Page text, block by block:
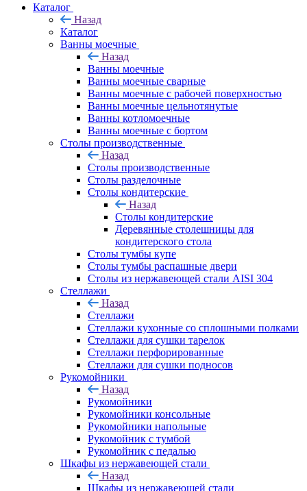
Каталог
Назад
Каталог
Ванны моечные
Назад
Ванны моечные
Ванны моечные сварные
Ванны моечные с рабочей поверхностью
Ванны моечные цельнотянутые
Ванны котломоечные
Ванны моечные с бортом
Столы производственные
Назад
Столы производственные
Столы разделочные
Столы кондитерские
Назад
Столы кондитерские
Деревянные столешницы для
кондитерского стола
Столы тумбы купе
Столы тумбы распашные двери
Столы из нержавеющей стали AISI 304
Стеллажи
Назад
Стеллажи
Стеллажи кухонные со сплошными полками
Стеллажи для сушки тарелок
Стеллажи перфорированные
Стеллажи для сушки подносов
Рукомойники
Назад
Рукомойники
Рукомойники консольные
Рукомойники напольные
Рукомойник с тумбой
Рукомойник с педалью
Шкафы из нержавеющей стали
Назад
Шкафы из нержавеющей стали